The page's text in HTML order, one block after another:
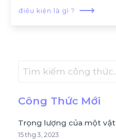
điều kiện là gì ? ⟶
Công Thức Mới
Trọng lượng của một vật
15 thg 3, 2023